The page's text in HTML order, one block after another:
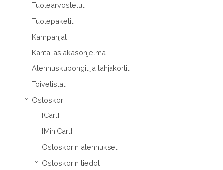
Tuotearvostelut
Tuotepaketit
Kampanjat
Kanta-asiakasohjelma
Alennuskupongit ja lahjakortit
Toivelistat
›
Ostoskori
{Cart}
{MiniCart}
Ostoskorin alennukset
›
Ostoskorin tiedot